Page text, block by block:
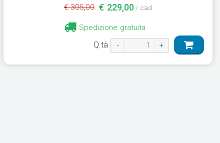
€ 305,00 € 229,00/ cad.
Spedizione gratuita
Q.tà - +